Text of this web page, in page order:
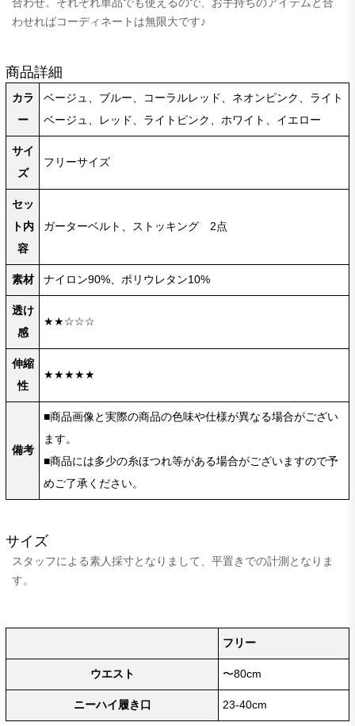
わせればコーディネートは無限大です♪
商品詳細
カラ
ー
ベージュ、ブルー、コーラルレッド、ネオンピンク、ライト
ベージュ、レッド、ライトピンク、ホワイト、イエロー
サイ
ズ
フリーサイズ
セッ
ト内
容
ガーターベルト、ストッキング 2点
素材 ナイロン90%、ポリウレタン10%
透け
感
★★☆☆☆
伸縮
性
★★★★★
備考
■商品画像と実際の商品の色味や仕様が異なる場合がござい
ます。
■商品には多少の糸ほつれ等がある場合がございますので予
めご了承ください。
サイズ
スタッフによる素人採寸となりまして、平置きでの計測となりま
す。
フリー
ウエスト 〜80cm
ニーハイ履き口 23-40cm